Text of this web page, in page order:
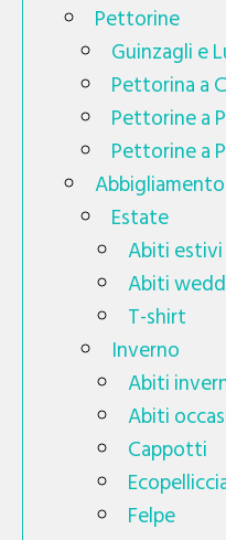
Pettorine
Guinzagli e
Pettorina a
Pettorine a
Pettorine a
Abbigliamento
Estate
Abiti estivi
Abiti
T-shirt
Inverno
Abiti
Abiti
Cappotti
Felpe